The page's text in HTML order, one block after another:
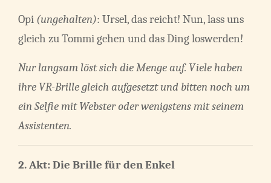
Opi (ungehalten): Ursel, das reicht! Nun, lass uns
gleich zu Tommi gehen und das Ding loswerden!
Nur langsam löst sich die Menge auf. Viele haben
ihre VR-Brille gleich aufgesetzt und bitten noch um
ein Selfie mit Webster oder wenigstens mit seinem
Assistenten.
2. Akt: Die Brille für den Enkel